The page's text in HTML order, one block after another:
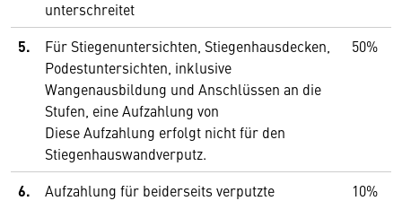
unterschreitet
5.
Für Stiegenuntersichten, Stiegenhausdecken,
Podestunter­sichten, inklusive
Wangenausbildung und Anschlüssen an die
Stufen, eine Aufzahlung von
Diese Aufzahlung erfolgt nicht für den
Stiegenhauswandverputz.
50%
6.
Aufzahlung für beiderseits verputzte
10%